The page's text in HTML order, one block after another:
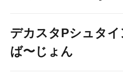
デカスタPシュタ
ば〜じょん